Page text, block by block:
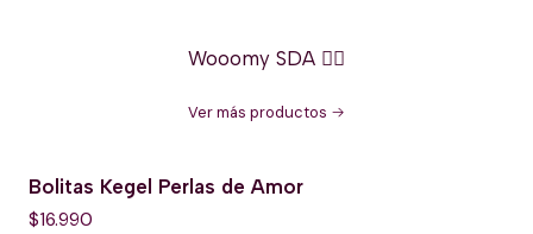
Wooomy SDA 🏳️‍🌈
Ver más productos
Bolitas Kegel Perlas de Amor
$16.990